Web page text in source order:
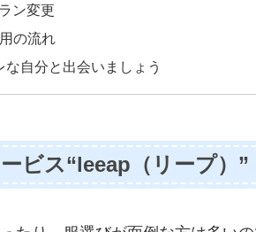
ン変更
の流れ
な自分と出会いましょう
ビス“leeap（リープ）”